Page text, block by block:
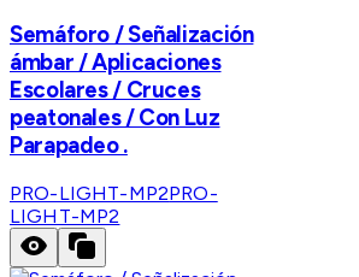
Semáforo / Señalización
ámbar / Aplicaciones
Escolares / Cruces
peatonales / Con Luz
Parapadeo .
PRO-LIGHT-MP2PRO-
LIGHT-MP2